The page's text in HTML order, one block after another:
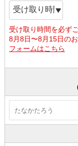
受け取り時間を必ず
8月8日〜8月15日の
フォームはこちら